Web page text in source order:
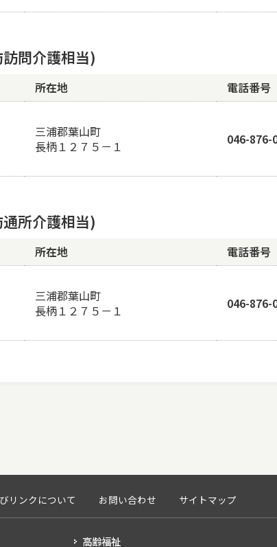
問介護相当)
所在地 電話番号
三浦郡葉山町
長柄１２７５－１
046-876-
所介護相当)
所在地 電話番号
三浦郡葉山町
長柄１２７５－１
046-876-
リンクについて お問い合わせ サイトマップ
高齢福祉